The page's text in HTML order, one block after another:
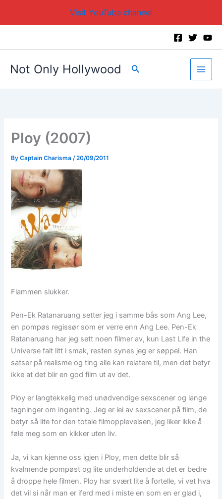
Visit YouTube channel
Not Only Hollywood Search
Ploy (2007)
ByCaptain Charisma /20/09/2011
Flammen slukker.
Pen-Ek Ratanaruang setter jeg i samme bås som Ang Lee,
en pompøs regissør som er verre enn Ang Lee. Pen-Ek
Ratanaruang har jeg sett noen filmer av, kun Last Life in the
Universe falt litt i smak, resten synes jeg er søppel. Han
satser på realisme og ting alle kan relatere til, men det betyr
ikke at det blir en god film ut av det.
Ploy er langtekkelig med unødvendige sexscener og lange
tagninger om ingenting. Jeg er lei av sexscener på film, de
betyr så lite for den totale filmopplevelsen, jeg liker ikke å
føle meg som en kikker uten liv.
Ja, vi kan kjenne oss igjen i Ploy, men dette blir så
kvalmende pompøst og lite underholdende at det er bedre
å droppe hele filmen. Ploy har svært lite å fortelle, vi vet hva
det vil si når man er iferd med i miste en som en er glad i,